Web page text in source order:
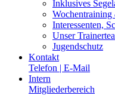
Inklusives
Interessenten,
Unser
Jugendschutz
Kontakt
Telefon | E-Mail
Intern
Mitgliederbereich